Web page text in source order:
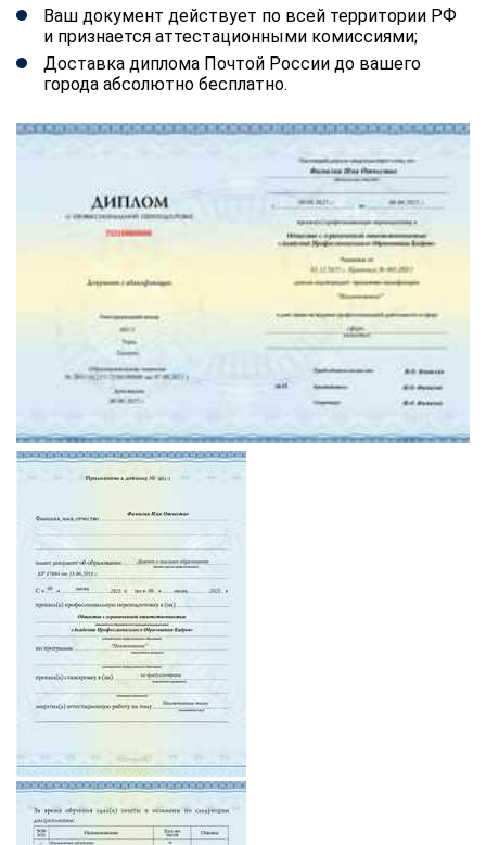
Ваш документ действует по всей территории РФ
и признается аттестационными комиссиями;
Доставка диплома Почтой России до вашего
города абсолютно бесплатно.